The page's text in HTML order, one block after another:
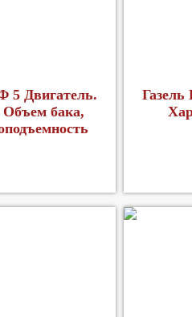
5 Двигатель.
Объем бака,